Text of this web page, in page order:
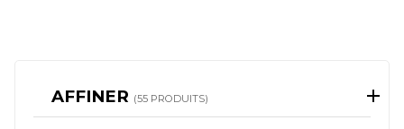
AFFINER (55 PRODUITS)